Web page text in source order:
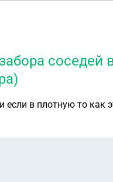
соседей
в плотную то